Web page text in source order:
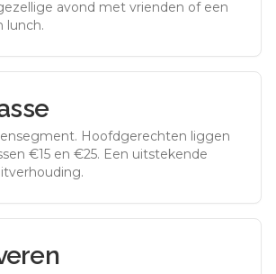
avond met vrienden of een
lunch.
. Hoofdgerechten liggen
€15 en €25. Een uitstekende